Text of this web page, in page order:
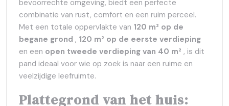
bevoorrechte omgeving, biedt een perfecte
combinatie van rust, comfort en een ruim perceel.
Met een totale oppervlakte van 120 m² op de
begane grond , 120 m² op de eerste verdieping
en een open tweede verdieping van 40 m² , is dit
pand ideaal voor wie op zoek is naar een ruime en
veelzijdige leefruimte.
Plattegrond van het huis: